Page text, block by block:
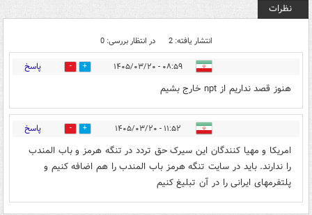
نظرات
انتشار یافته: 2 در انتظار بررسی: 0
۰۸:۵۹ - ۱۴۰۵/۰۳/۲۰ 0 پاسخ
هنوز قصد نداریم از npt خارج بشیم
۱۱:۵۲ - ۱۴۰۵/۰۳/۲۰ 0 پاسخ
امریکا و مهیا کنندگان این سیرک حق تردد در تنگه هرمز و باب المندب
را ندارند. باید در سایت تنگه هرمز باب المندب را هم اضافه کنیم و
پلتفرمهای ایرانی را در آن تبلیغ کنیم